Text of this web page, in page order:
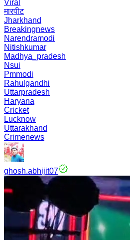
Viral
मारपीट
Jharkhand
Breakingnews
Narendramodi
Nitishkumar
Madhya_pradesh
Nsui
Pmmodi
Rahulgandhi
Uttarpradesh
Haryana
Cricket
Lucknow
Uttarakhand
Crimenews
ghosh.abhijit07